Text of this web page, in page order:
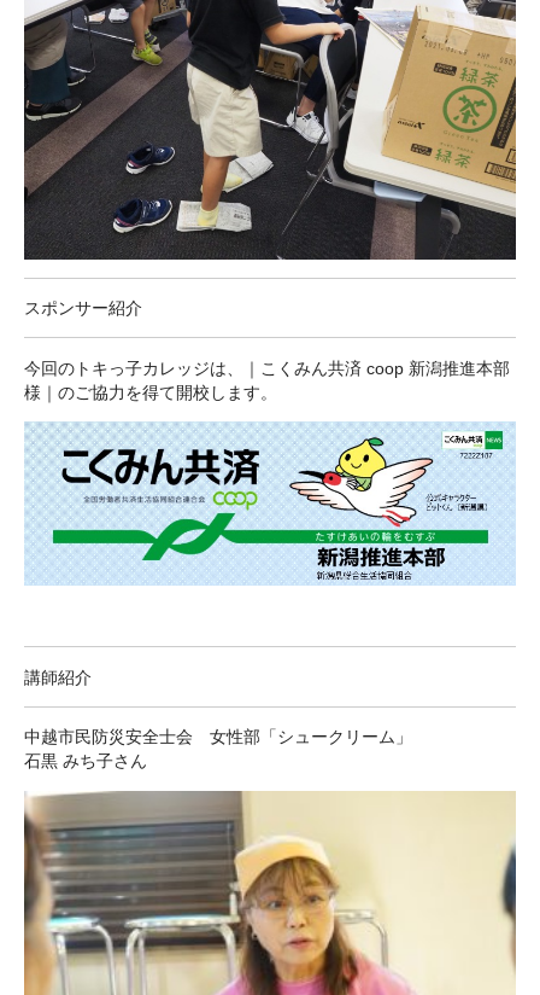
スポンサー紹介
今回のトキっ子カレッジは、｜こくみん共済 coop 新潟推進本部
様｜のご協力を得て開校します。
講師紹介
中越市民防災安全士会 女性部「シュークリーム」
石黒 みち子さん